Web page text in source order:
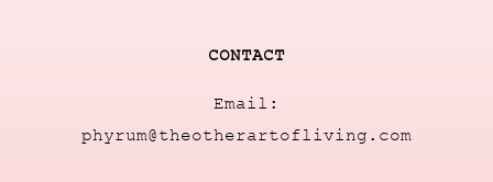
CONTACT
Email:
phyrum@theotherartofliving.com